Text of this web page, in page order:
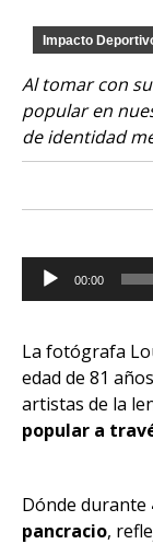
Impacto
Al tomar con
popular en
de identidad
Reproductor
de
00:00
La fotógrafa
edad de 81
artistas de la
popular a
Dónde durante
pancracio,